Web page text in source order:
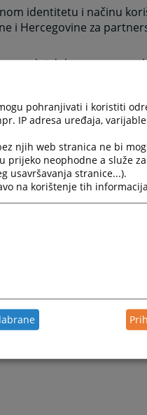
identitetu i načinu
i Hercegovine za
radni dokument s
vizuelnog identiteta
za korištenje
ili
pohranjivati i koristiti
IP adresa uređaja,
njih web stranica ne bi
prijeko neophodne a služe
usavršavanja stranice...).
na korištenje tih